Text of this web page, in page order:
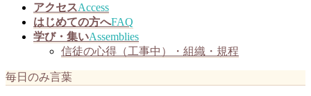
アクセスAccess
はじめての方へFAQ
学び・集いAssemblies
信徒の心得（工事中）・組織・規程
毎日のみ言葉